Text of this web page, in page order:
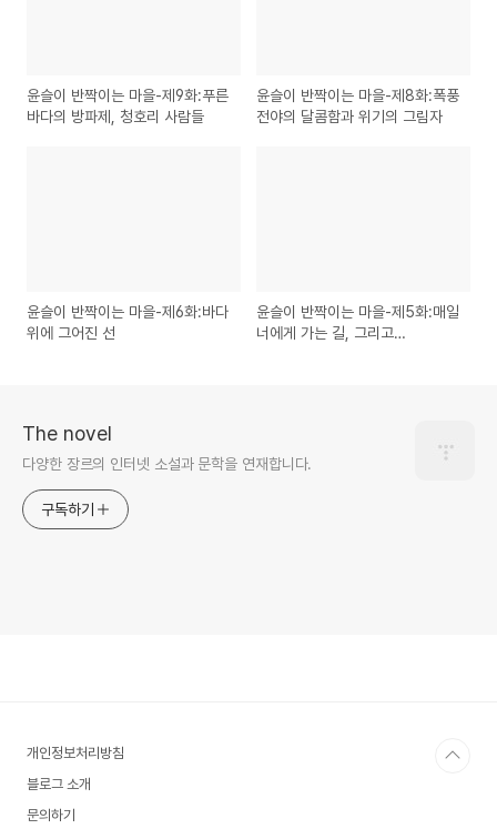
윤슬이 반짝이는 마을-제9화:푸른
바다의 방파제, 청호리 사람들
윤슬이 반짝이는 마을-제8화:폭풍
전야의 달콤함과 위기의 그림자
윤슬이 반짝이는 마을-제6화:바다
위에 그어진 선
윤슬이 반짝이는 마을-제5화:매일
너에게 가는 길, 그리고…
The novel
다양한 장르의 인터넷 소설과 문학을 연재합니다.
구독하기
개인정보처리방침
블로그 소개
문의하기